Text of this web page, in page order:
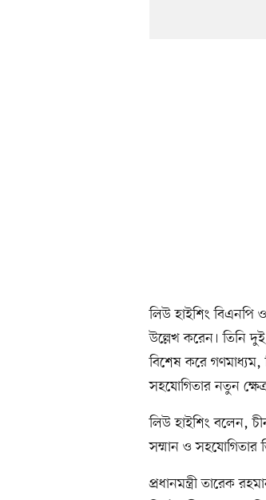
লিউ হাইশিং বিএনপি
উল্লেখ করেন। তিনি
বিশেষ করে গণমাধ্যম,
সহযোগিতার নতুন
লিউ হাইশিং বলেন,
সম্মান ও সহযোগিতার
প্রধানমন্ত্রী তারেক